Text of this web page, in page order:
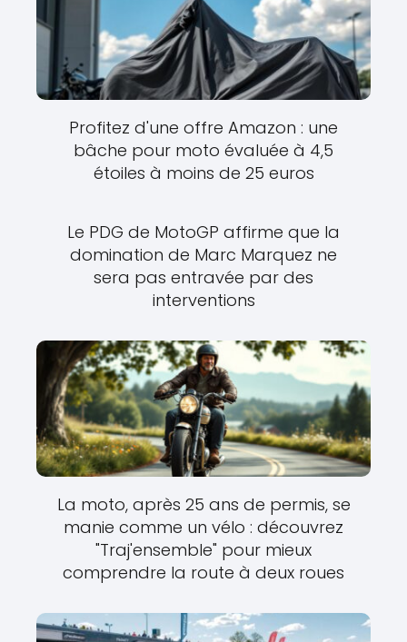
Profitez d'une offre Amazon : une
bâche pour moto évaluée à 4,5
étoiles à moins de 25 euros
Le PDG de MotoGP affirme que la
domination de Marc Marquez ne
sera pas entravée par des
interventions
La moto, après 25 ans de permis, se
manie comme un vélo : découvrez
"Traj'ensemble" pour mieux
comprendre la route à deux roues